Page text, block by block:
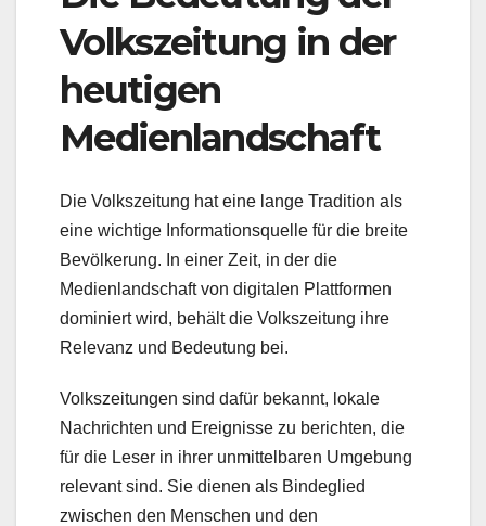
Volkszeitung in der
heutigen
Medienlandschaft
Die Volkszeitung hat eine lange Tradition als
eine wichtige Informationsquelle für die breite
Bevölkerung. In einer Zeit, in der die
Medienlandschaft von digitalen Plattformen
dominiert wird, behält die Volkszeitung ihre
Relevanz und Bedeutung bei.
Volkszeitungen sind dafür bekannt, lokale
Nachrichten und Ereignisse zu berichten, die
für die Leser in ihrer unmittelbaren Umgebung
relevant sind. Sie dienen als Bindeglied
zwischen den Menschen und den